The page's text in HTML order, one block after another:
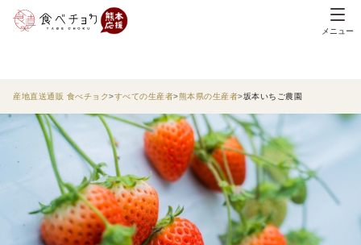
メニュー
産地直送通販 食べチョク すべての生産者 熊本県の生産者 坂本いちご農園